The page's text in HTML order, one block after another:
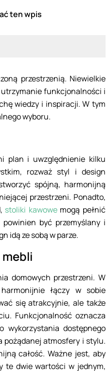
ten wpis
przestrzenią. Niewielkie
utrzymanie funkcjonalności i
wiedzy i inspiracji. W tym
wyboru.
plan i uwzględnienie kilku
rozważ styl i design
spójną, harmonijną
przestrzeni. Ponadto,
stoliki kawowemogą pełnić
być przemyślany i
idą ze sobą w parze.
domowych przestrzeni. W
łączy w sobie
się atrakcyjnie, ale także
Funkcjonalność oznacza
wykorzystania dostępnego
pożądanej atmosfery i stylu.
całość. Ważne jest, aby
te dwie wartości w jednym,